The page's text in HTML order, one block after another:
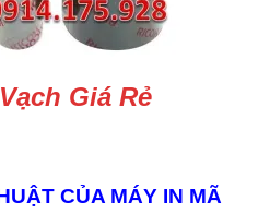
Giá Rẻ
CỦA MÁY IN MÃ